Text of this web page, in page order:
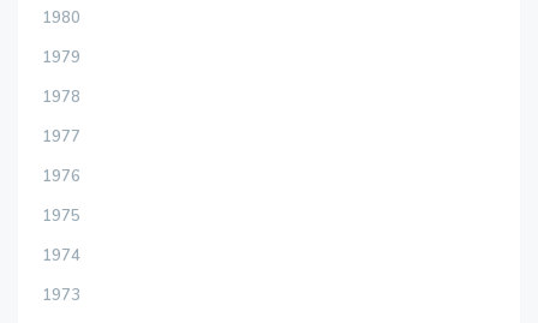
1980
1979
1978
1977
1976
1975
1974
1973